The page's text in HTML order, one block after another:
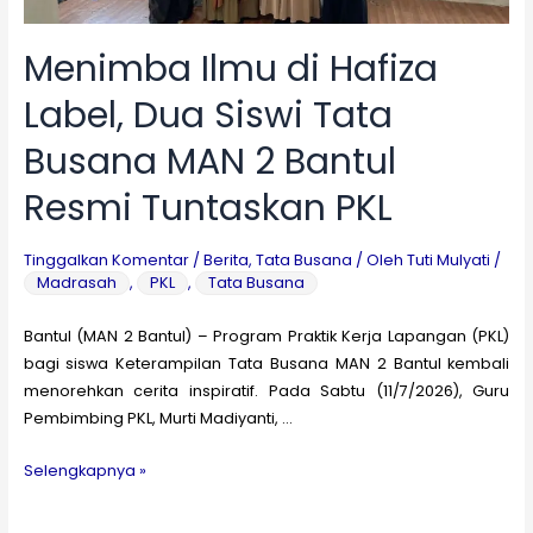
Menimba Ilmu di Hafiza
Label, Dua Siswi Tata
Busana MAN 2 Bantul
Resmi Tuntaskan PKL
Tinggalkan Komentar / Berita, Tata Busana / Oleh Tuti Mulyati /
Madrasah
, PKL , Tata Busana
Bantul (MAN 2 Bantul) – Program Praktik Kerja Lapangan (PKL)
bagi siswa Keterampilan Tata Busana MAN 2 Bantul kembali
menorehkan cerita inspiratif. Pada Sabtu (11/7/2026), Guru
Pembimbing PKL, Murti Madiyanti, …
Menimba
Selengkapnya »